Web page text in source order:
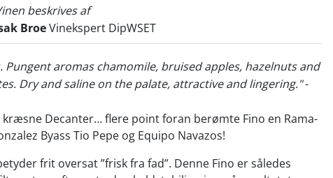
beskrives af
BroeVinekspert DipWSET
Pungent aromas chamomile, bruised apples, hazelnuts and
Dry and saline on the palate, attractive and lingering."-
kræsne Decanter… flere point foran berømte Fino en Rama-
Byass Tio Pepe og Equipo Navazos!
frit oversat ”frisk fra fad”. Denne Fino er således